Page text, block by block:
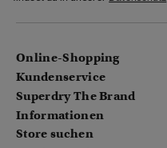
Online-Shopping
Kundenservice
Superdry The Brand
Informationen
Store suchen